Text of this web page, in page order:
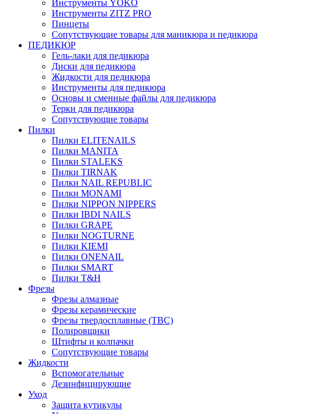
Инструменты YOKO
Инструменты ZITZ PRO
Пинцеты
Сопутствующие товары для маникюра и педикюра
ПЕДИКЮР
Гель-лаки для педикюра
Диски для педикюра
Жидкости для педикюра
Инструменты для педикюра
Основы и сменные файлы для педикюра
Терки для педикюра
Сопутствующие товары
Пилки
Пилки ELITENAILS
Пилки MANITA
Пилки STALEKS
Пилки TIRNAK
Пилки NAIL REPUBLIC
Пилки MONAMI
Пилки NIPPON NIPPERS
Пилки IBDI NAILS
Пилки GRAPE
Пилки NOGTURNE
Пилки KIEMI
Пилки ONENAIL
Пилки SMART
Пилки T&H
Фрезы
Фрезы алмазные
Фрезы керамические
Фрезы твердосплавные (ТВС)
Полировщики
Штифты и колпачки
Сопутствующие товары
Жидкости
Вспомогательные
Дезинфицирующие
Уход
Защита кутикулы